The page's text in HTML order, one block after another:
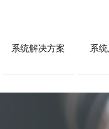
系统解决方案 系